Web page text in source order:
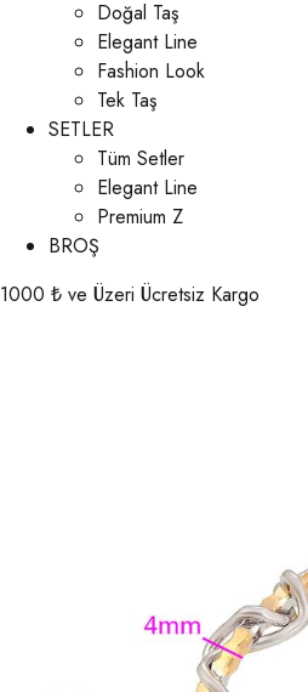
Doğal Taş
Elegant Line
Fashion Look
Tek Taş
SETLER
Tüm Setler
Elegant Line
Premium Z
BROŞ
1000 ₺ ve Üzeri Ücretsiz Kargo